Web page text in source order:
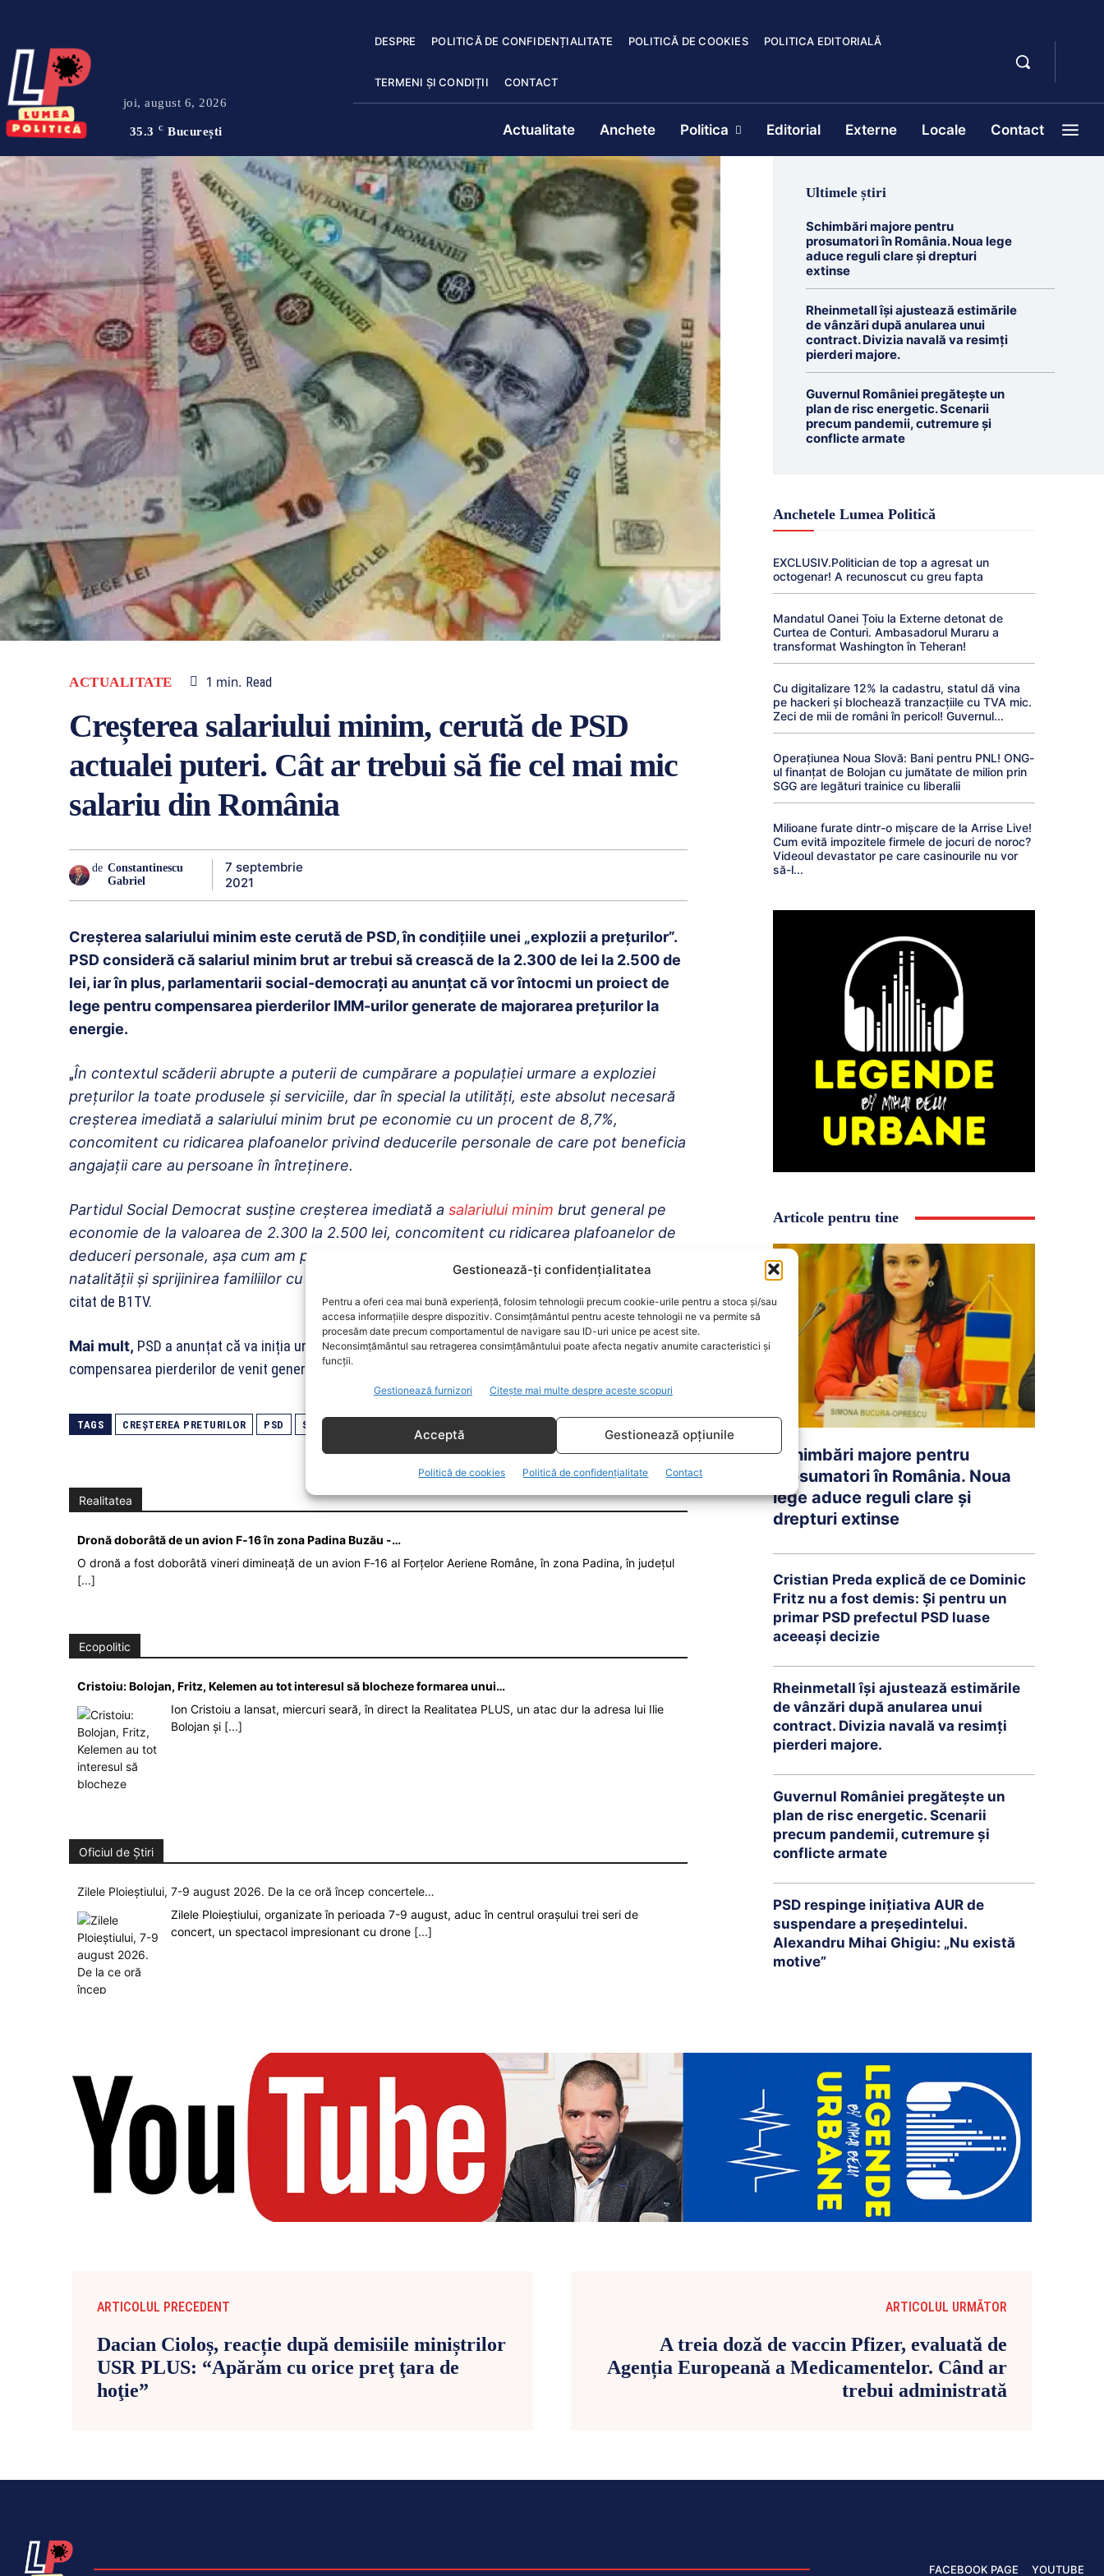
Gestionează-ți confidențialitatea
Pentru a oferi cea mai bună experiență, folosim tehnologii precum cookie-urile pentru a stoca și/sau
accesa informațiile despre dispozitiv. Consimțământul pentru aceste tehnologii ne va permite să
procesăm date precum comportamentul de navigare sau ID-uri unice pe acest site.
Neconsimțământul sau retragerea consimțământului poate afecta negativ anumite caracteristici și
funcții.
Gestionează furnizori Citește mai multe despre aceste scopuri
Acceptă Gestionează opțiunile
Politică de cookies Politică de confidențialitate Contact
joi, august 6, 2026
35.3 C București
DESPRE POLITICĂ DE CONFIDENȚIALITATE POLITICĂ DE COOKIES POLITICA EDITORIALĂ
TERMENI ȘI CONDIȚII CONTACT
Actualitate Anchete Politica Editorial Externe Locale Contact
ACTUALITATE 1 min. Read
Creșterea salariului minim, cerută de PSD
actualei puteri. Cât ar trebui să fie cel mai mic
salariu din România
de Constantinescu
Gabriel
7 septembrie
2021
Creșterea salariului minim este cerută de PSD, în condițiile unei „explozii a prețurilor”.
PSD consideră că salariul minim brut ar trebui să crească de la 2.300 de lei la 2.500 de
lei, iar în plus, parlamentarii social-democrați au anunțat că vor întocmi un proiect de
lege pentru compensarea pierderilor IMM-urilor generate de majorarea preţurilor la
energie.
„În contextul scăderii abrupte a puterii de cumpărare a populației urmare a exploziei
prețurilor la toate produsele și serviciile, dar în special la utilități, este absolut necesară
creșterea imediată a salariului minim brut pe economie cu un procent de 8,7%,
concomitent cu ridicarea plafoanelor privind deducerile personale de care pot beneficia
angajații care au persoane în întreținere.
Partidul Social Democrat susține creșterea imediată a salariului minim brut general pe
economie de la valoarea de 2.300 la 2.500 lei, concomitent cu ridicarea plafoanelor de
deduceri personale, așa cum am prezentat în proiectul de lege privind stimularea
natalității și sprijinirea familiilor cu copii”
, au transmis social-democrații, printr-un comunicat,
citat de B1TV.
Mai mult, PSD a anunțat că va iniția un proiect de lege privind susținerea IMM-urilor, pentru
compensarea pierderilor de venit generate de creșterea prețurilor la utilități.
TAGS CREȘTEREA PRETURILOR PSD SALARIUL MINIM
Realitatea
Dronă doborâtă de un avion F‑16 în zona Padina Buzău -…
O dronă a fost doborâtă vineri dimineață de un avion F‑16 al Forțelor Aeriene Române, în zona Padina, în județul
[...]
Ecopolitic
Cristoiu: Bolojan, Fritz, Kelemen au tot interesul să blocheze formarea unui…
Ion Cristoiu a lansat, miercuri seară, în direct la Realitatea PLUS, un atac dur la adresa lui Ilie
Bolojan și [...]
Oficiul de Știri
Zilele Ploieștiului, 7-9 august 2026. De la ce oră încep concertele…
Zilele Ploieștiului, organizate în perioada 7-9 august, aduc în centrul orașului trei seri de
concert, un spectacol impresionant cu drone [...]
Ultimele știri
Schimbări majore pentru
prosumatori în România. Noua lege
aduce reguli clare și drepturi
extinse
Rheinmetall își ajustează estimările
de vânzări după anularea unui
contract. Divizia navală va resimți
pierderi majore.
Guvernul României pregătește un
plan de risc energetic. Scenarii
precum pandemii, cutremure și
conflicte armate
Anchetele Lumea Politică
EXCLUSIV.Politician de top a agresat un
octogenar! A recunoscut cu greu fapta
Mandatul Oanei Țoiu la Externe detonat de
Curtea de Conturi. Ambasadorul Muraru a
transformat Washington în Teheran!
Cu digitalizare 12% la cadastru, statul dă vina
pe hackeri și blochează tranzacțiile cu TVA mic.
Zeci de mii de români în pericol! Guvernul...
Operațiunea Noua Slovă: Bani pentru PNL! ONG-
ul finanțat de Bolojan cu jumătate de milion prin
SGG are legături trainice cu liberalii
Milioane furate dintr-o mișcare de la Arrise Live!
Cum evită impozitele firmele de jocuri de noroc?
Videoul devastator pe care casinourile nu vor
să-l...
Articole pentru tine
Schimbări majore pentru
prosumatori în România. Noua
lege aduce reguli clare și
drepturi extinse
Cristian Preda explică de ce Dominic
Fritz nu a fost demis: Și pentru un
primar PSD prefectul PSD luase
aceeași decizie
Rheinmetall își ajustează estimările
de vânzări după anularea unui
contract. Divizia navală va resimți
pierderi majore.
Guvernul României pregătește un
plan de risc energetic. Scenarii
precum pandemii, cutremure și
conflicte armate
PSD respinge inițiativa AUR de
suspendare a președintelui.
Alexandru Mihai Ghigiu: „Nu există
motive”
ARTICOLUL PRECEDENT
Dacian Cioloș, reacție după demisiile miniștrilor
USR PLUS: “Apărăm cu orice preţ ţara de
hoţie”
ARTICOLUL URMĂTOR
A treia doză de vaccin Pfizer, evaluată de
Agenția Europeană a Medicamentelor. Când ar
trebui administrată
FACEBOOK PAGE YOUTUBE